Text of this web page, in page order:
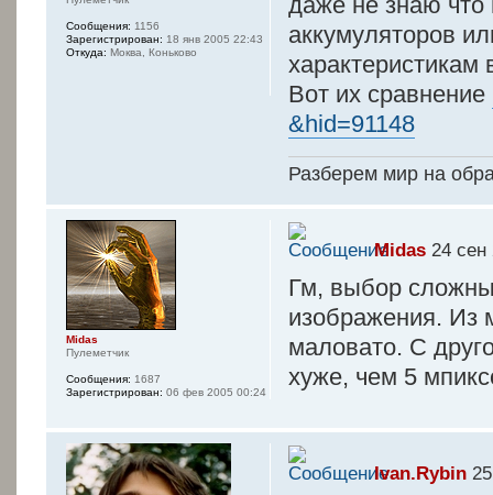
аккумуляторов
Вот их сравнение
&hid=91148
Разберем мир на
Сообщения: 1156
Зарегистрирован: 18 янв 2005 22:43
Откуда: Моква, Коньково
Midas 24 сен
Гм, выбор
изображения. Из
маловато. С
хуже, чем 5
Midas
Пулеметчик
Сообщения: 1687
Зарегистрирован: 06 фев 2005 00:24
Ivan.Rybin